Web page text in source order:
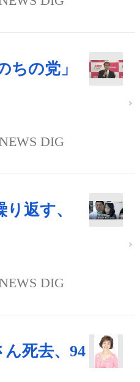
ちの党」
DIG
返す、
DIG
死去、94